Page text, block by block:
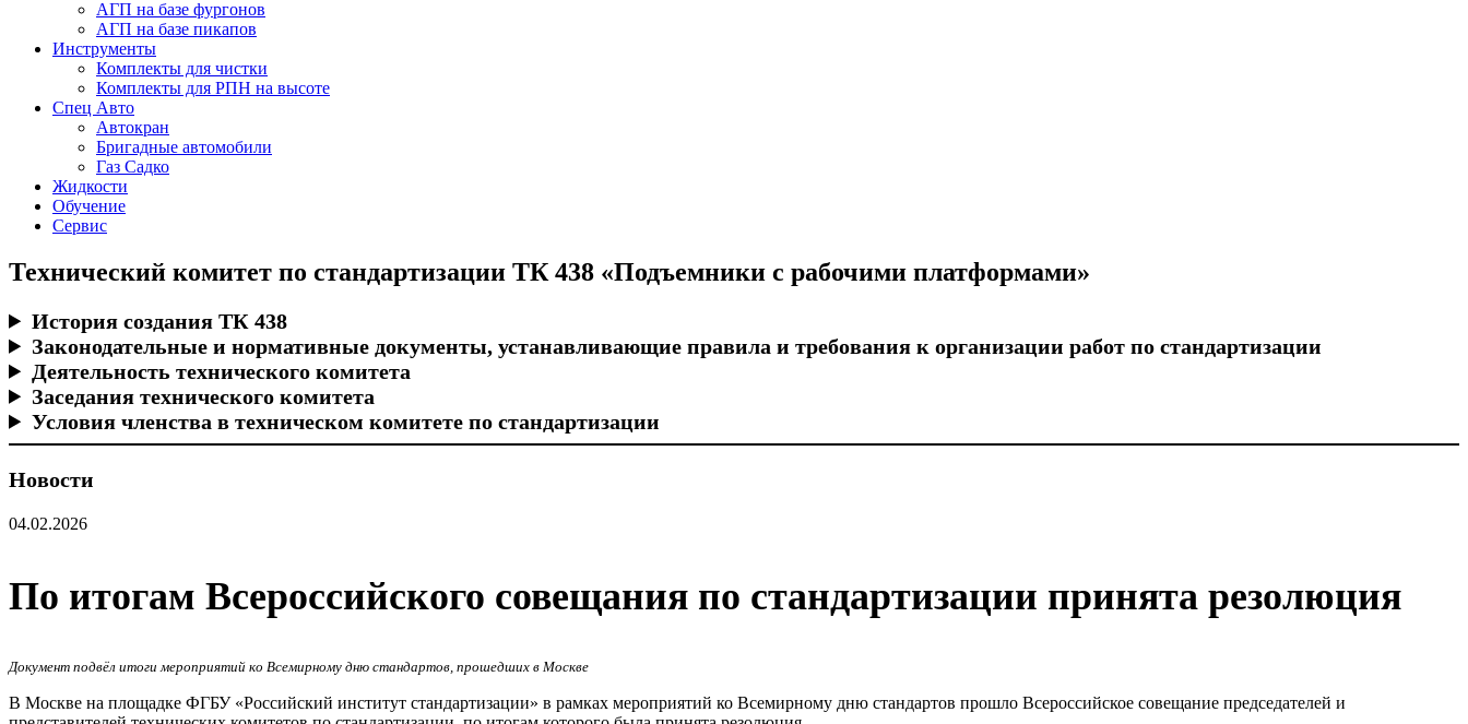
АГП на базе фургонов
АГП на базе пикапов
Инструменты
Комплекты для чистки
Комплекты для РПН на высоте
Спец Авто
Автокран
Бригадные автомобили
Газ Садко
Жидкости
Обучение
Сервис
Технический комитет по стандартизации ТК 438 «Подъемники с рабочими платформами»
История создания ТК 438
Законодательные и нормативные документы, устанавливающие правила и требования к организации работ по стандартизации
Деятельность технического комитета
Заседания технического комитета
Условия членства в техническом комитете по стандартизации
Новости
04.02.2026
По итогам Всероссийского совещания по стандартизации принята резолюция
Документ подвёл итоги мероприятий ко Всемирному дню стандартов, прошедших в Москве
В Москве на площадке ФГБУ «Российский институт стандартизации» в рамках мероприятий ко Всемирному дню стандартов прошло Всероссийское совещание председателей и